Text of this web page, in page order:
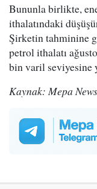
Bununla birlikte,
ithalatındaki
Şirketin tahminine
petrol ithalatı
bin varil seviyesine
Kaynak: Mepa News